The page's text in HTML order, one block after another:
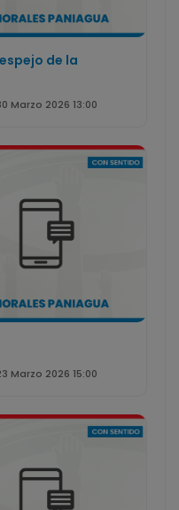
de la
Marzo 2026 13:00
Marzo 2026 15:00